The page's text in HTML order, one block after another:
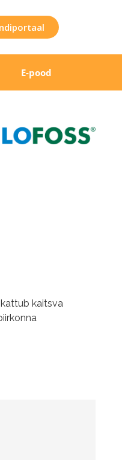
E-pood
kaitsva